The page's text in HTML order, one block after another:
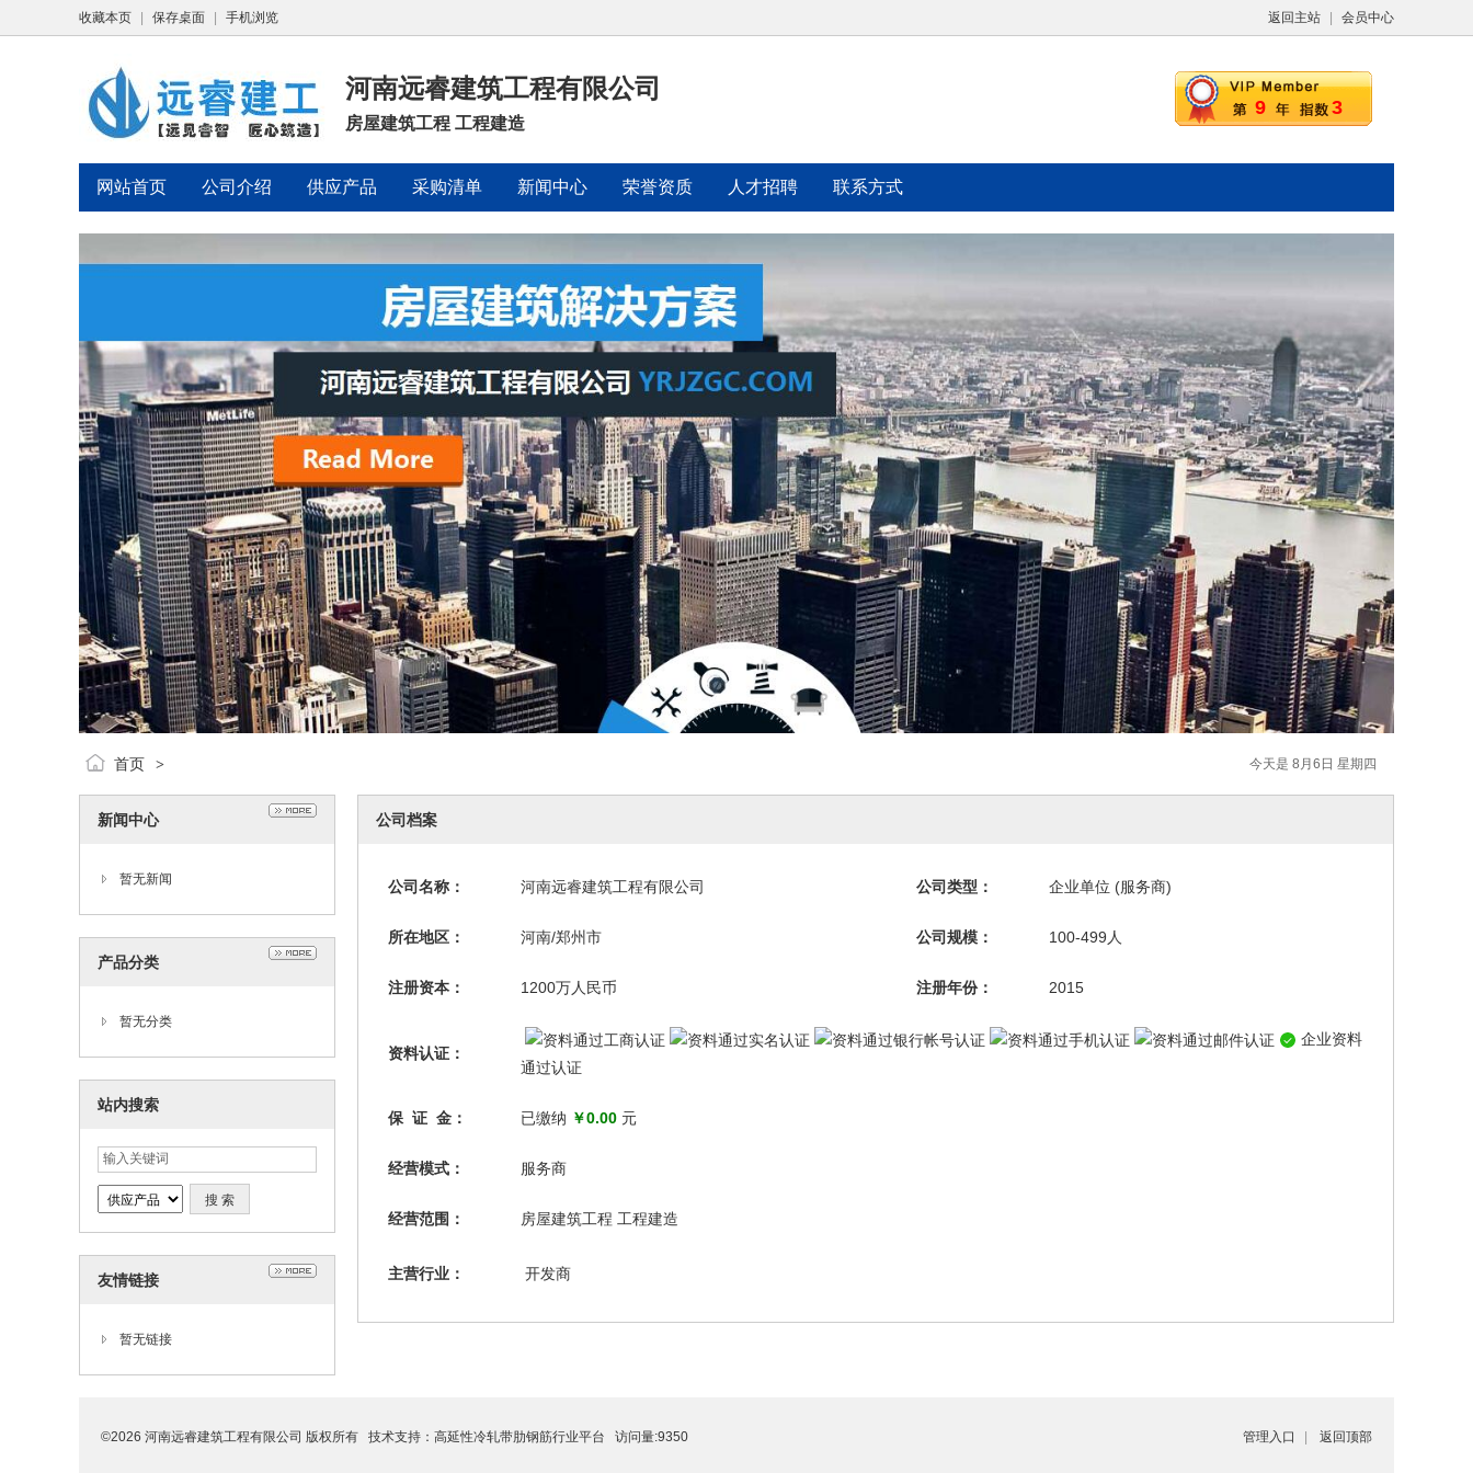
返回主站 会员中心
收藏本页 保存桌面 手机浏览
9 3
河南远睿建筑工程有限公司
房屋建筑工程 工程建造
网站首页 公司介绍 供应产品 采购清单 新闻中心 荣誉资质 人才招聘 联系方式
今天是 8月6日 星期四
首页 >
新闻中心
暂无新闻
产品分类
暂无分类
站内搜索
友情链接
暂无链接
公司档案
公司名称： 河南远睿建筑工程有限公司 公司类型： 企业单位 (服务商)
所在地区： 河南/郑州市 公司规模： 100-499人
注册资本： 1200万人民币 注册年份： 2015
资料认证：
企业资料
通过认证
保 证 金： 已缴纳 ￥0.00 元
经营模式： 服务商
经营范围： 房屋建筑工程 工程建造
主营行业： 开发商
管理入口 | 返回顶部
©2026 河南远睿建筑工程有限公司 版权所有 技术支持： 高延性冷轧带肋钢筋行业平台 访问量:9350